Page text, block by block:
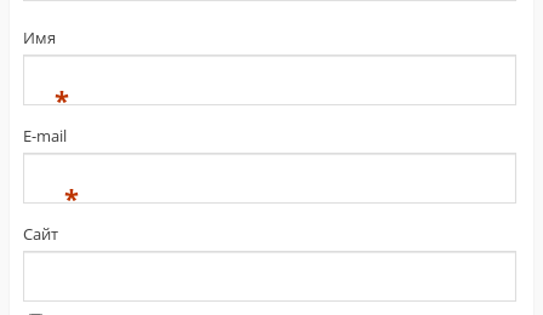
Имя
*
E-mail
*
Сайт